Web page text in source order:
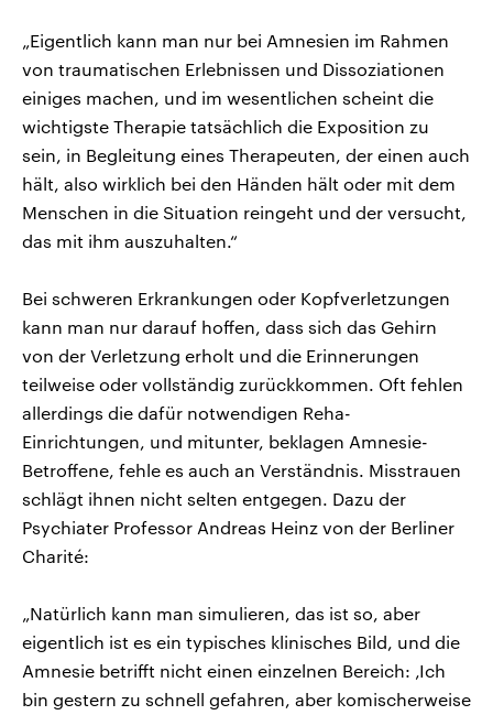
„Eigentlich kann man nur bei Amnesien im Rahmen
von traumatischen Erlebnissen und Dissoziationen
einiges machen, und im wesentlichen scheint die
wichtigste Therapie tatsächlich die Exposition zu
sein, in Begleitung eines Therapeuten, der einen auch
hält, also wirklich bei den Händen hält oder mit dem
Menschen in die Situation reingeht und der versucht,
das mit ihm auszuhalten.“
Bei schweren Erkrankungen oder Kopfverletzungen
kann man nur darauf hoffen, dass sich das Gehirn
von der Verletzung erholt und die Erinnerungen
teilweise oder vollständig zurückkommen. Oft fehlen
allerdings die dafür notwendigen Reha-
Einrichtungen, und mitunter, beklagen Amnesie-
Betroffene, fehle es auch an Verständnis. Misstrauen
schlägt ihnen nicht selten entgegen. Dazu der
Psychiater Professor Andreas Heinz von der Berliner
Charité:
„Natürlich kann man simulieren, das ist so, aber
eigentlich ist es ein typisches klinisches Bild, und die
Amnesie betrifft nicht einen einzelnen Bereich: ‚Ich
bin gestern zu schnell gefahren, aber komischerweise